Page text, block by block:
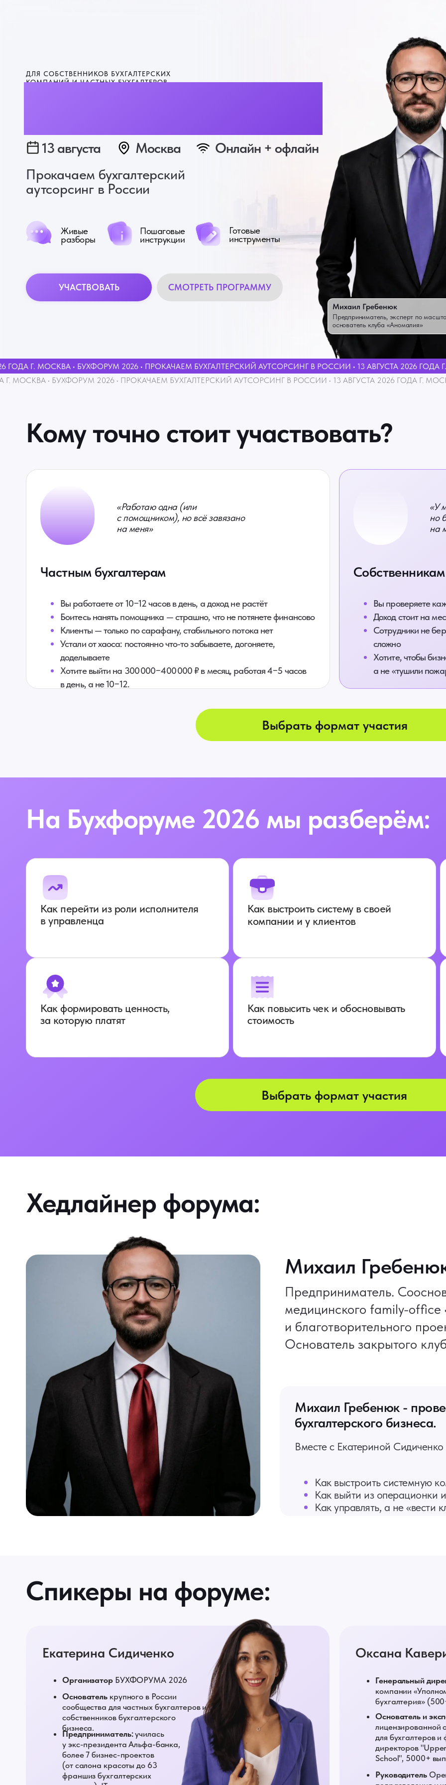
ДЛЯ СОБСТВЕННИКОВ БУХГАЛТЕРСКИХ
КОМПАНИЙ И ЧАСТНЫХ БУХГАЛТЕРОВ
Прокачаем бухгалтерский
аутсорсинг в России
СМОТРЕТЬ ПРОГРАММУ
УЧАСТВОВАТЬ
Г. МОСКВА • БУХФОРУМ 2026 • ПРОКАЧАЕМ БУХГАЛТЕРСКИЙ АУТСОРСИНГ В РОССИИ • 13 АВГУСТА 2026
• БУХФОРУМ 2026 • ПРОКАЧАЕМ БУХГАЛТЕРСКИЙ АУТСОРСИНГ В РОССИИ • 13 АВГУСТА 2026
Михаил Гребенюк
Предприниматель, эксперт по
основатель клуба «Аномалия»
Живые
разборы
Готовые
инструменты
Пошаговые
инструкции
13 августа Онлайн + офлайн
Москва
Кому точно стоит участвовать?
«Работаю одна (или
с помощником), но всё завязано
на меня»
Вы работаете от 10−12 часов в день, а доход не растёт
Боитесь нанять помощника — страшно, что не потянете финансово
Клиенты — только по сарафану, стабильного потока нет
Устали от хаоса: постоянно что-то забываете, догоняете,
доделываете
Хотите выйти на 300 000−400 000 ₽ в месяц, работая 4−5 часов
в день, а не 10−12.
Частным бухгалтерам
«У
но
на
Вы проверяете
Доход стоит на
Сотрудники не
сложно
Хотите, чтобы
а не «тушили
Выбрать формат участия
На Бухфоруме 2026 мы разберём:
Выбрать формат участия
Как перейти из роли исполнителя
в управленца
Как выстроить систему в своей
компании и у клиентов
Как формировать ценность,
за которую платят
Как повысить чек и обосновывать
стоимость
Михаил
Вместе с Екатериной
Как выстроить системную
Как выйти из операционки
Как управлять, а не «вести
Михаил Гребенюк -
бухгалтерского бизнеса.
Хедлайнер форума:
Предприниматель.
медицинского family-
и благотворительного
Основатель закрытого
Спикеры на форуме:
Предприниматель:училась
у экс-президента Альфа-банка,
более 7 бизнес-проектов
(от салона красоты до 63
франшиз бухгалтерских
Основатель крупного в России
сообщества для частных бухгалтеров и
собственников бухгалтерского
бизнеса.
ОрганизаторБУХФОРУМА 2026
Екатерина Сидиченко
Руководитель
Основатель и
лицензированной
для бухгалтеров
директоров
School", 5000+
Генеральный
компании
бухгалтерия»
Оксана